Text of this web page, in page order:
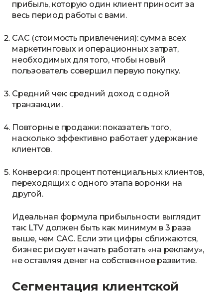
прибыль, которую один клиент приносит за
весь период работы с вами.
CAC (стоимость привлечения): сумма всех
маркетинговых и операционных затрат,
необходимых для того, чтобы новый
пользователь совершил первую покупку.
Средний чек: средний доход с одной
транзакции.
Повторные продажи: показатель того,
насколько эффективно работает удержание
клиентов.
Конверсия: процент потенциальных клиентов,
переходящих с одного этапа воронки на
другой.
Идеальная формула прибыльности выглядит
так: LTV должен быть как минимум в 3 раза
выше, чем CAC. Если эти цифры сближаются,
бизнес рискует начать работать «на рекламу»,
не оставляя денег на собственное развитие.
Сегментация клиентской